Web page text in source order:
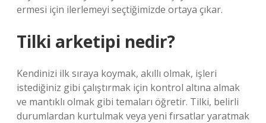
ermesi için ilerlemeyi seçtiğimizde ortaya çıkar.
Tilki arketipi nedir?
Kendinizi ilk sıraya koymak, akıllı olmak, işleri
istediğiniz gibi çalıştırmak için kontrol altına almak
ve mantıklı olmak gibi temaları öğretir. Tilki, belirli
durumlardan kurtulmak veya yeni fırsatlar yaratmak